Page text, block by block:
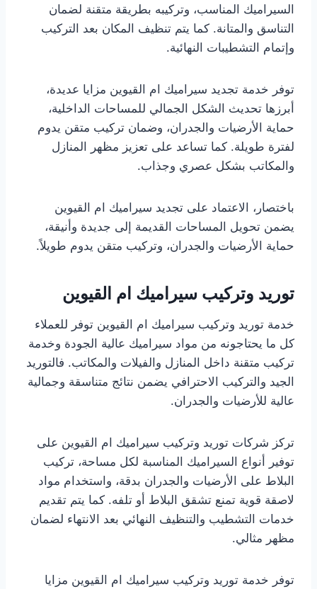
السيراميك المناسب، وتركيبه بطريقة متقنة لضمان
التناسق والمتانة. كما يتم تنظيف المكان بعد التركيب
وإتمام التشطيبات النهائية.
توفر خدمة تجديد سيراميك ام القيوين مزايا عديدة،
أبرزها تحديث الشكل الجمالي للمساحات الداخلية،
حماية الأرضيات والجدران، وضمان تركيب متقن يدوم
لفترة طويلة. كما تساعد على تعزيز مظهر المنازل
والمكاتب بشكل عصري وجذاب.
باختصار، الاعتماد على تجديد سيراميك ام القيوين
يضمن تحويل المساحات القديمة إلى جديدة وأنيقة،
حماية الأرضيات والجدران، وتركيب متقن يدوم طويلاً.
توريد وتركيب سيراميك ام القيوين
خدمة توريد وتركيب سيراميك ام القيوين توفر للعملاء
كل ما يحتاجونه من مواد سيراميك عالية الجودة وخدمة
تركيب متقنة داخل المنازل والفيلات والمكاتب. فالتوريد
الجيد والتركيب الاحترافي يضمن نتائج متناسقة وجمالية
عالية للأرضيات والجدران.
تركز شركات توريد وتركيب سيراميك ام القيوين على
توفير أنواع السيراميك المناسبة لكل مساحة، تركيب
البلاط على الأرضيات والجدران بدقة، واستخدام مواد
لاصقة قوية تمنع تشقق البلاط أو تلفه. كما يتم تقديم
خدمات التشطيب والتنظيف النهائي بعد الانتهاء لضمان
مظهر مثالي.
توفر خدمة توريد وتركيب سيراميك ام القيوين مزايا